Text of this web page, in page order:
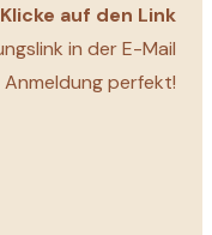
Klicke auf den Link
in der E-Mail
perfekt!